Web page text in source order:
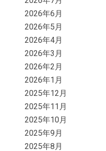
2026年6月
2026年5月
2026年4月
2026年3月
2026年2月
2026年1月
2025年12月
2025年11月
2025年10月
2025年9月
2025年8月